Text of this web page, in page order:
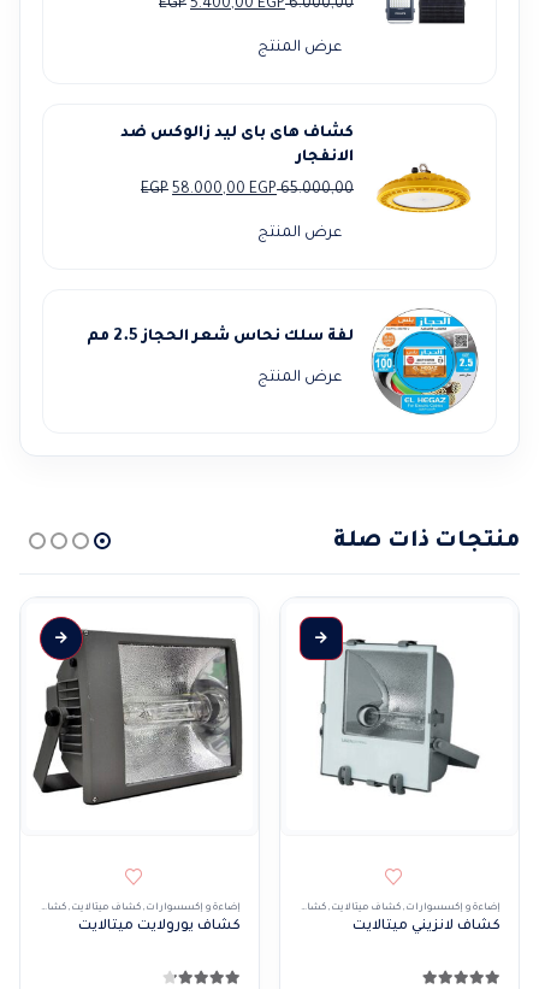
6.000,00
EGP
السعر5.400,00EGP
السعر
عرض المنتج
كشاف هاى باى ليد زالوكس ضد
الانفجار
65.000,00
EGP
السعر58.000,00EGP
السعر
عرض المنتج
لفة سلك نحاس شعر الحجاز 2.5 مم
عرض المنتج
منتجات ذات صلة
إضاءة و إكسسوارات , كشاف ميتالايت , كشافات كشافات خارجى
كشاف لانزيني ميتالايت
إضاءة و إكسسوارات , كشاف ميتالايت , كشافات
كشاف يورولايت ميتالايت